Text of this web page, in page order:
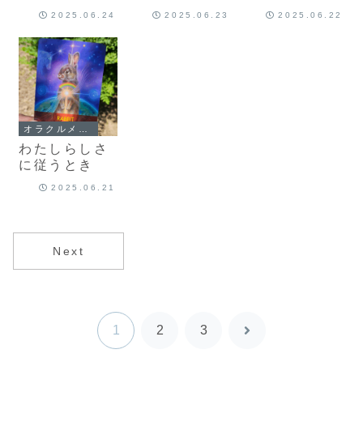
2025.06.24 2025.06.23 2025.06.22
わたしらしさ
に従うとき
2025.06.21
Next
1 2 3
次